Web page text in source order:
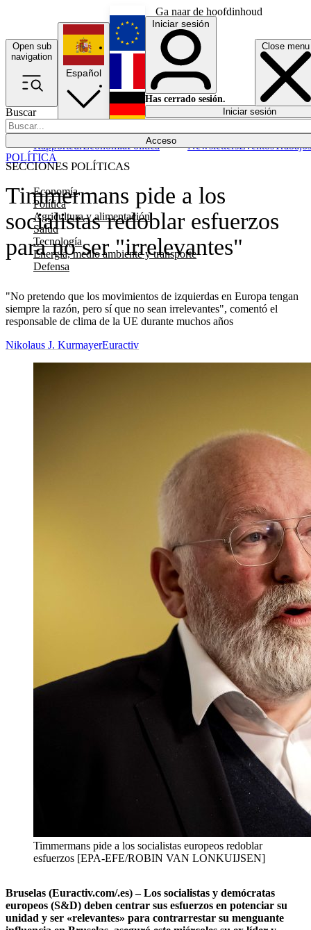
Ga naar de hoofdinhoud
Open sub
navigation
Close menu
Buscar
Acceso
SECCIONES POLÍTICAS
Economía
Política
Agricultura y alimentación
Salud
Tecnología
Energía, medio ambiente y transporte
Defensa
RapporteurEconomíaPolítica NewslettersEventosTrabajos
Español
English
Français
Iniciar sesión
Has cerrado sesión.
Iniciar sesión
Timmermans pide a los
socialistas redoblar esfuerzos
para no ser "irrelevantes"
"No pretendo que los movimientos de izquierdas en Europa tengan
siempre la razón, pero sí que no sean irrelevantes", comentó el
responsable de clima de la UE durante muchos años
POLÍTICA
Nikolaus J. KurmayerEuractiv
Timmermans pide a los socialistas europeos redoblar
esfuerzos [EPA-EFE/ROBIN VAN LONKUIJSEN]
Bruselas (Euractiv.com/.es) – Los socialistas y demócratas
europeos (S&D) deben centrar sus esfuerzos en potenciar su
unidad y ser «relevantes» para contrarrestar su menguante